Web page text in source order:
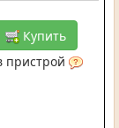
Купить
пристрой